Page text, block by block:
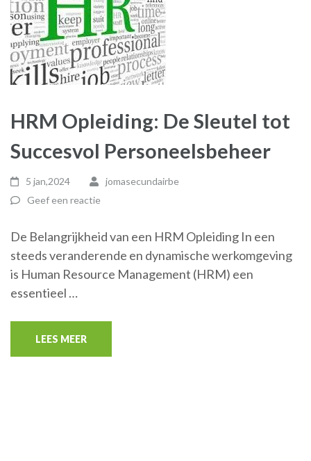
HRM Opleiding: De Sleutel tot
Succesvol Personeelsbeheer
5 jan,2024
jomasecundairbe
Geef een reactie
De Belangrijkheid van een HRM Opleiding In een
steeds veranderende en dynamische werkomgeving
is Human Resource Management (HRM) een
essentieel …
LEES MEER